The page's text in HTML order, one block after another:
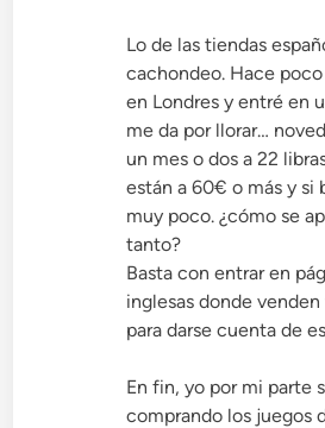
Lo de las tiendas
cachondeo. Hace
en Londres y entré en
me da por llorar…
un mes o dos a 22
están a 60€ o más y si
muy poco. ¿cómo se
tanto?
Basta con entrar en
inglesas donde
para darse cuenta de
En fin, yo por mi parte
comprando los juegos